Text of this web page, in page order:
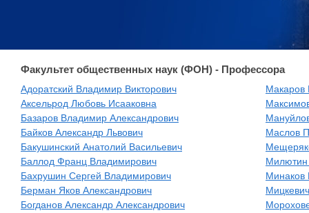
Факультет общественных наук (ФОН) - Профессора
Адоратский Владимир Викторович
Аксельрод Любовь Исааковна
Базаров Владимир Александрович
Байков Александр Львович
Бакушинский Анатолий Васильевич
Баллод Франц Владимирович
Бахрушин Сергей Владимирович
Берман Яков Александрович
Богданов Александр Александрович
Макаров
Маслов
Милютин
Минаков